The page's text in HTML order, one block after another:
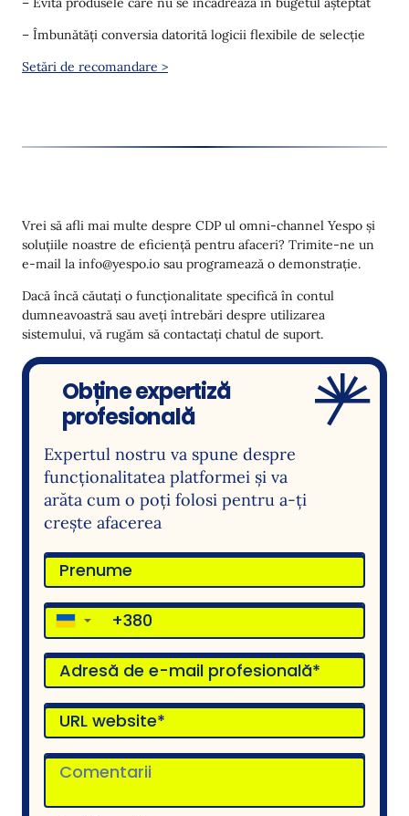
– Îmbunătăți conversia datorită logicii flexibile de selecție
Setări de recomandare >
Vrei să afli mai multe despre CDP ul omni-channel Yespo și
soluțiile noastre de eficiență pentru afaceri? Trimite-ne un
e-mail la info@yespo.io sau programează o demonstrație.
Dacă încă căutați o funcționalitate specifică în contul
dumneavoastră sau aveți întrebări despre utilizarea
sistemului, vă rugăm să contactați chatul de suport.
Obține expertiză
profesională
Expertul nostru va spune despre
funcționalitatea platformei și va
arăta cum o poți folosi pentru a-ți
crește afacerea
▼